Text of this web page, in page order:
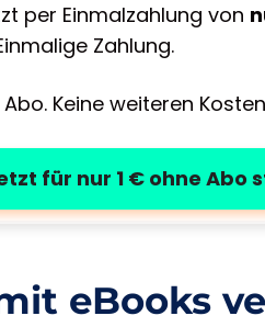
per Einmalzahlung von
Zahlung.
Abo. Keine weiteren
für nur 1 € ohne Abo
eBooks